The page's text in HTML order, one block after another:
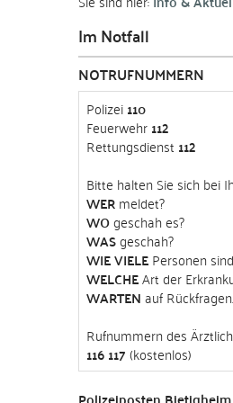
Im Notfall
NOTRUFNUMMERN
Polizei110
Feuerwehr112
Rettungsdienst 112
Bitte halten Sie sich bei
WERmeldet?
WOgeschah es?
WASgeschah?
WIE VIELEPersonen
WELCHEArt der
WARTENauf Rückfragen.
Rufnummern des
116 117(kostenlos)